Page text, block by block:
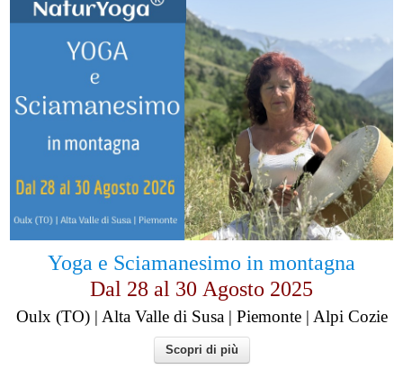
Yoga e Sciamanesimo in montagna
Dal 28 al 30 Agosto 2025
Oulx (TO) | Alta Valle di Susa | Piemonte | Alpi Cozie
Scopri di più